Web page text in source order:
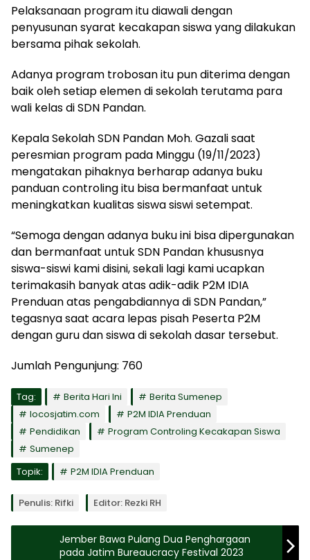
Pelaksanaan program itu diawali dengan
penyusunan syarat kecakapan siswa yang dilakukan
bersama pihak sekolah.
Adanya program trobosan itu pun diterima dengan
baik oleh setiap elemen di sekolah terutama para
wali kelas di SDN Pandan.
Kepala Sekolah SDN Pandan Moh. Gazali saat
peresmian program pada Minggu (19/11/2023)
mengatakan pihaknya berharap adanya buku
panduan controling itu bisa bermanfaat untuk
meningkatkan kualitas siswa siswi setempat.
“Semoga dengan adanya buku ini bisa dipergunakan
dan bermanfaat untuk SDN Pandan khususnya
siswa-siswi kami disini, sekali lagi kami ucapkan
terimakasih banyak atas adik-adik P2M IDIA
Prenduan atas pengabdiannya di SDN Pandan,”
tegasnya saat acara lepas pisah Peserta P2M
dengan guru dan siswa di sekolah dasar tersebut.
Jumlah Pengunjung: 760
Tag: Berita Hari Ini
Berita Sumenep
locosjatim.com
P2M IDIA Prenduan
Pendidikan
Program Controling Kecakapan Siswa
Sumenep
Topik:
P2M IDIA Prenduan
Penulis: Rifki Editor: Rezki RH
Jember Bawa Pulang Dua Penghargaan
pada Jatim Bureaucracy Festival 2023